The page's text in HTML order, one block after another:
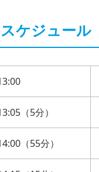
ケジュール
（5分）
（55分）